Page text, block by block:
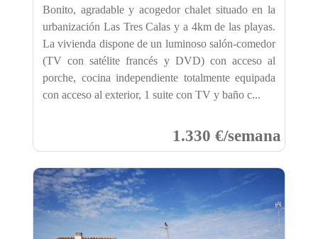
Bonito, agradable y acogedor chalet situado en la
urbanización Las Tres Calas y a 4km de las playas.
La vivienda dispone de un luminoso salón-comedor
(TV con satélite francés y DVD) con acceso al
porche, cocina independiente totalmente equipada
con acceso al exterior, 1 suite con TV y baño c...
1.330 €/semana